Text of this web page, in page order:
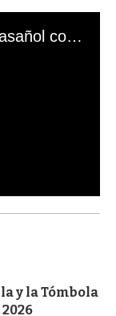
El mal momento de Yanina Gasañol con un hincha argentino en "Subrayado"
y la Tómbola